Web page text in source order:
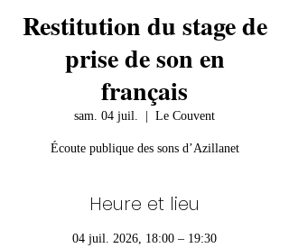
Restitution du stage de
prise de son en
français
sam. 04 juil. Le Couvent
Écoute publique des sons d’Azillanet
Heure et lieu
04 juil. 2026, 18:00 – 19:30